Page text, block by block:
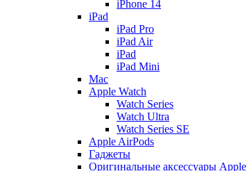
iPhone 14
iPad
iPad Pro
iPad Air
iPad
iPad Mini
Mac
Apple Watch
Watch Series
Watch Ultra
Watch Series SE
Apple AirPods
Гаджеты
Оригинальные аксессуары Apple